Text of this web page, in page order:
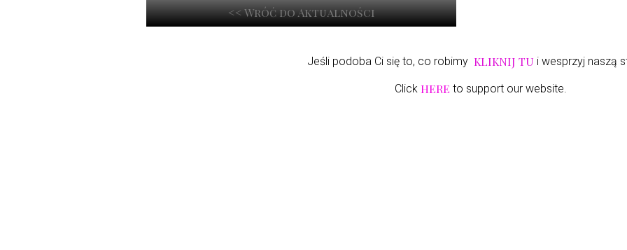
Jeśli podoba Ci się to, co robimy KLIKNIJ TU i wesprzyj naszą
Click HERE to support our website.
<< Wróć do Aktualności